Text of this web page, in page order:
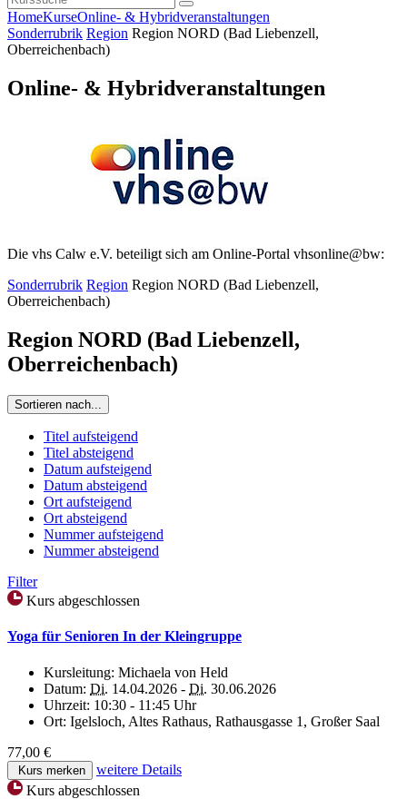
HomeKurseOnline- & Hybridveranstaltungen
Sonderrubrik Region Region NORD (Bad Liebenzell,
Oberreichenbach)
Online- & Hybridveranstaltungen
Die vhs Calw e.V. beteiligt sich am Online-Portal vhsonline@bw:
Sonderrubrik Region Region NORD (Bad Liebenzell,
Oberreichenbach)
Region NORD (Bad Liebenzell,
Oberreichenbach)
Sortieren nach...
Titel aufsteigend
Titel absteigend
Datum aufsteigend
Datum absteigend
Ort aufsteigend
Ort absteigend
Nummer aufsteigend
Nummer absteigend
Filter
Kurs abgeschlossen
Yoga für Senioren In der Kleingruppe
Kursleitung: Michaela von Held
Datum: Di. 14.04.2026 - Di. 30.06.2026
Uhrzeit: 10:30 - 11:45 Uhr
Ort: Igelsloch, Altes Rathaus, Rathausgasse 1, Großer Saal
77,00 €
Kurs merken
weitere Details
Kurs abgeschlossen